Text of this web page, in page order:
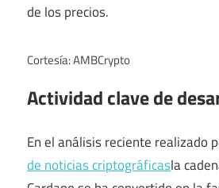
de los precios.
Cortesía: AMBCrypto
Actividad clave de
En el análisis reciente realizado
de noticias criptográficasla